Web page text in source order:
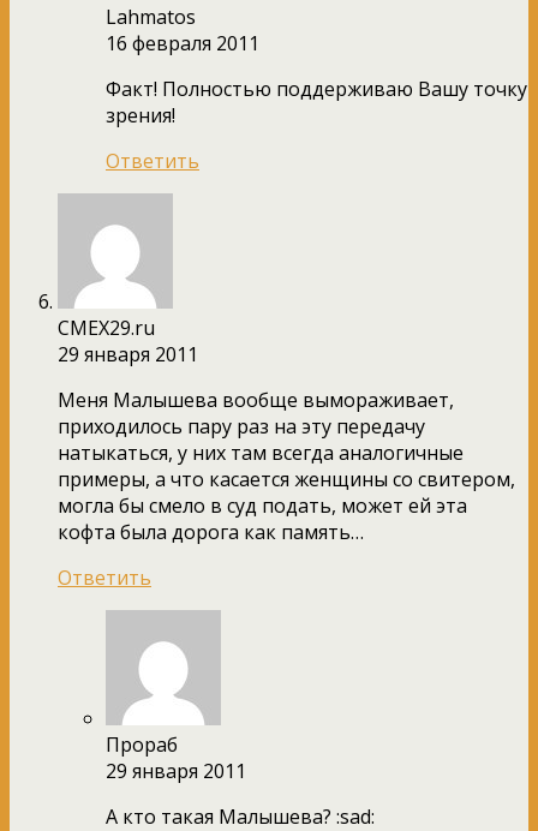
Lahmatos
16 февраля 2011
Факт! Полностью поддерживаю Вашу точку
зрения!
Ответить
CMEX29.ru
29 января 2011
Меня Малышева вообще вымораживает,
приходилось пару раз на эту передачу
натыкаться, у них там всегда аналогичные
примеры, а что касается женщины со свитером,
могла бы смело в суд подать, может ей эта
кофта была дорога как память…
Ответить
Прораб
29 января 2011
А кто такая Малышева? :sad: